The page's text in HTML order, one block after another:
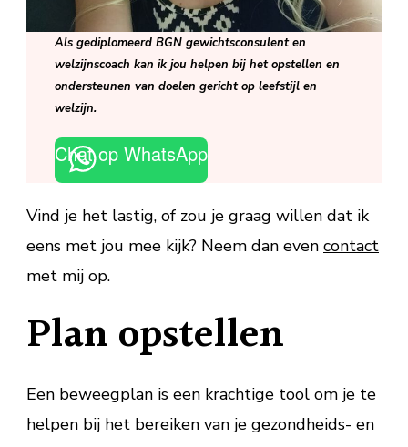
Als gediplomeerd BGN gewichtsconsulent en
welzijnscoach kan ik jou helpen bij het opstellen en
ondersteunen van doelen gericht op leefstijl en
welzijn.
Chat op WhatsApp
Vind je het lastig, of zou je graag willen dat ik
eens met jou mee kijk? Neem dan even contact
met mij op.
Plan opstellen
Een beweegplan is een krachtige tool om je te
helpen bij het bereiken van je gezondheids- en